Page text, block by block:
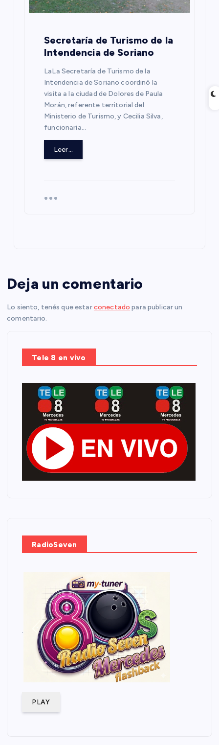
Secretaría de Turismo de la
Intendencia de Soriano
LaLa Secretaría de Turismo de la
Intendencia de Soriano coordinó la
visita a la ciudad de Dolores de Paula
Morán, referente territorial del
Ministerio de Turismo, y Cecilia Silva,
funcionaria…
Leer...
Deja un comentario
Lo siento, tenés que estarconectado para publicar un
comentario.
Tele 8 en vivo
RadioSeven
.
PLAY